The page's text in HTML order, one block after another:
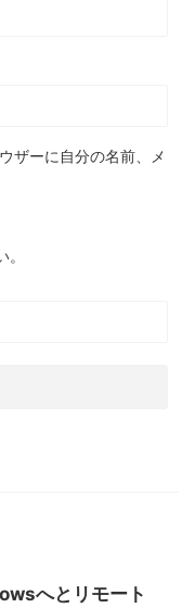
ザーに自分の名前、メ
へとリモート